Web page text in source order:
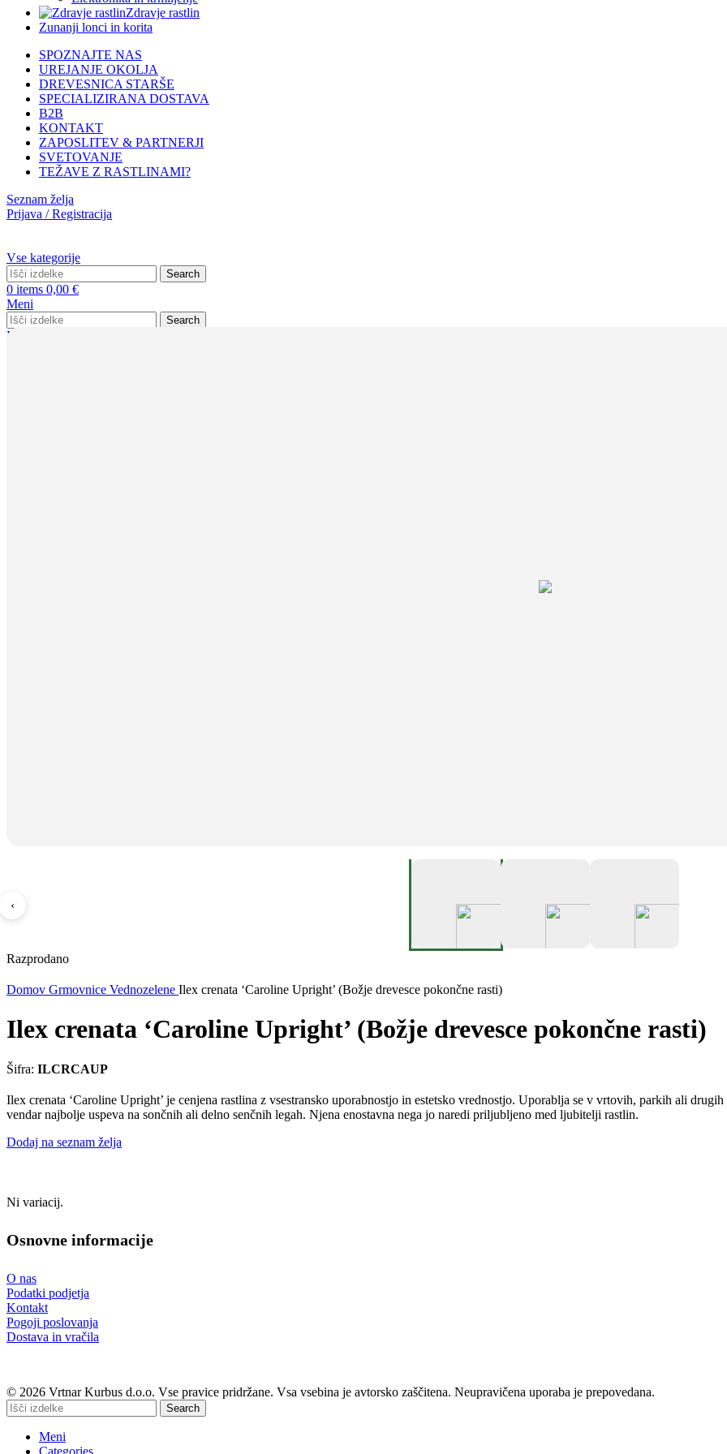
Zdravje rastlin
Zunanji lonci in korita
SPOZNAJTE NAS
UREJANJE OKOLJA
DREVESNICA STARŠE
SPECIALIZIRANA DOSTAVA
B2B
KONTAKT
ZAPOSLITEV & PARTNERJI
SVETOVANJE
TEŽAVE Z RASTLINAMI?
Seznam želja
Prijava / Registracija
Vse kategorije
Search
0 items 0,00 €
Meni
Search
Prijava / Registracija
‹
Razprodano
Domov Grmovnice Vednozelene Ilex crenata ‘Caroline Upright’ (Božje drevesce pokončne rasti)
Ilex crenata ‘Caroline Upright’ (Božje drevesce pokončne rasti)
Šifra: ILCRCAUP
Ilex crenata ‘Caroline Upright’ je cenjena rastlina z vsestransko uporabnostjo in estetsko vrednostjo. Uporablja se v vrtovih, parkih ali
vendar najbolje uspeva na sončnih ali delno senčnih legah. Njena enostavna nega jo naredi priljubljeno med ljubitelji rastlin.
Dodaj na seznam želja
Ni variacij.
Osnovne informacije
O nas
Podatki podjetja
Kontakt
Pogoji poslovanja
Dostava in vračila
© 2026 Vrtnar Kurbus d.o.o. Vse pravice pridržane. Vsa vsebina je avtorsko zaščitena. Neupravičena uporaba je prepovedana.
Search
Meni
Categories